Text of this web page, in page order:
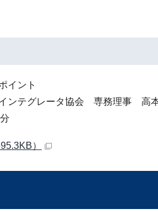
イント
インテグレータ協会 専務理事 高
）